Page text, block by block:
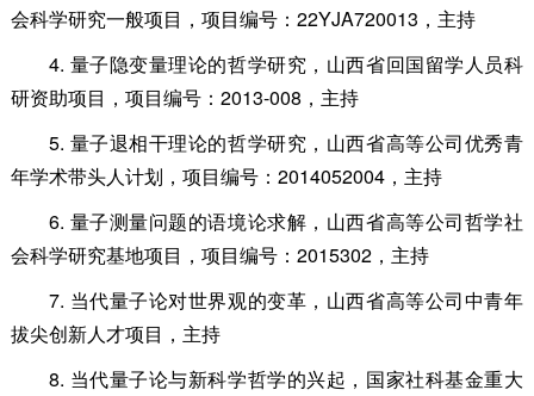
会科学研究一般项目，项目编号：22YJA720013，主持
4. 量子隐变量理论的哲学研究，山西省回国留学人员科
研资助项目，项目编号：2013-008，主持
5. 量子退相干理论的哲学研究，山西省高等公司优秀青
年学术带头人计划，项目编号：2014052004，主持
6. 量子测量问题的语境论求解，山西省高等公司哲学社
会科学研究基地项目，项目编号：2015302，主持
7. 当代量子论对世界观的变革，山西省高等公司中青年
拔尖创新人才项目，主持
8. 当代量子论与新科学哲学的兴起，国家社科基金重大